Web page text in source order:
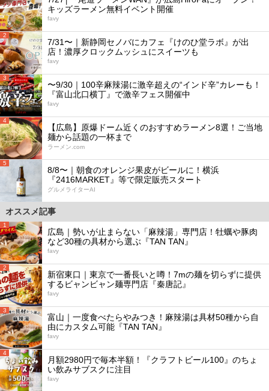
キッズラーメン無料イベント開催
favy
2
7/31〜｜新静岡セノバにカフェ『けのひ堂ラボ』が出
店！濃厚クロックムッシュにスイーツも
favy
3
〜9/30｜100辛麻辣湯に激辛超えの“インド辛”カレーも！
『富山北口横丁』で激辛フェス開催中
favy
4
【広島】原爆ドーム近くのおすすめラーメン8選！ご当地
麺から話題の一杯まで
ラーメン.com
5
8/8〜｜朝食のオレンジ果皮がビールに！横浜
『2416MARKET』等で限定販売スタート
グルメライターAI
オススメ記事
1
広島｜勢いが止まらない「麻辣湯」専門店！牡蠣や豚肉
など30種の具材から選ぶ『TAN TAN』
favy
2
新宿東口｜東京で一番長いと噂！7mの麺を切らずに提供
するビャンビャン麺専門店『秦唐記』
favy
3
富山｜一度食べたらやみつき！麻辣湯は具材50種から自
由にカスタム可能『TAN TAN』
favy
4
月額2980円で毎本半額！『クラフトビール100』のちょ
い飲みサブスクに注目
favy